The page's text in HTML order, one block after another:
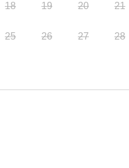
18 19 20 21
25 26 27 28